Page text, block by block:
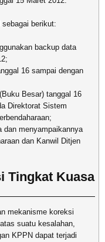
berikut:
backup data
16 sampai dengan
Besar) tanggal 16
Direktorat Sistem
dan menyampaikannya
dan Kanwil Ditjen
Tingkat Kuasa
mekanisme koreksi
suatu kesalahan,
KPPN dapat terjadi